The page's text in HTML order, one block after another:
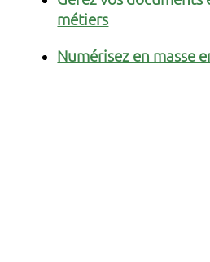
métiers
Numérisez en masse